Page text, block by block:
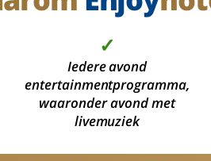
✓
Iedere avond
entertainmentprogramma,
waaronder avond met
livemuziek